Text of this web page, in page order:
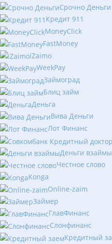
Срочно Деньги
Кредит 911
MoneyClick
FastMoney
iZaimo
WeekPay
Займоград
Блиц займ
Деньга
Вива Деньги
Лот Финанс
Деньги взаймы
Честное слово
Konga
Online-zaim
Займер
ГлавФинанс
Слонфинанс
Кредитный